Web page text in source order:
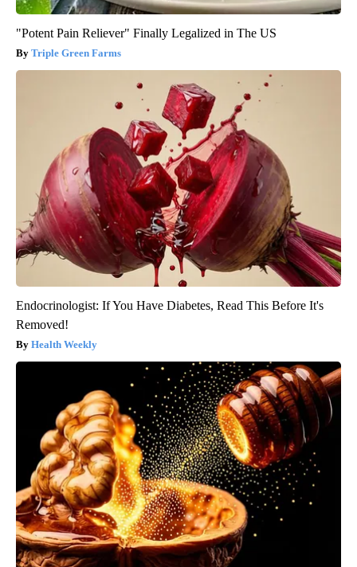
"Potent Pain Reliever" Finally Legalized in The US
Triple Green Farms
Endocrinologist: If You Have Diabetes, Read This Before It's
Removed!
Health Weekly